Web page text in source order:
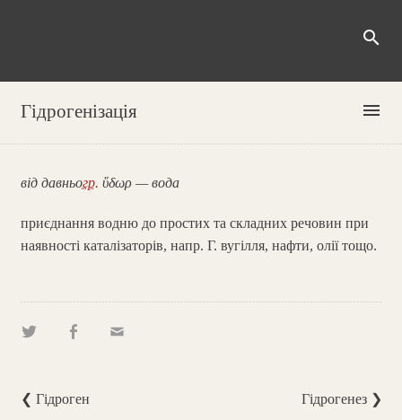
search
Гідрогенізація menu
від давньогр. ὕδωρ — вода
приєднання водню до простих та складних речовин при
наявності каталізаторів, напр. Г. вугілля, нафти, олії тощо.
❮ Гідроген Гідрогенез ❯